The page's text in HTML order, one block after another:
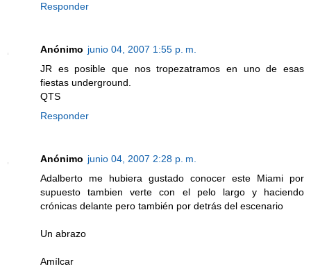
Responder
Anónimo junio 04, 2007 1:55 p. m.
JR es posible que nos tropezatramos en uno de esas
fiestas underground.
QTS
Responder
Anónimo junio 04, 2007 2:28 p. m.
Adalberto me hubiera gustado conocer este Miami por
supuesto tambien verte con el pelo largo y haciendo
crónicas delante pero también por detrás del escenario
Un abrazo
Amílcar